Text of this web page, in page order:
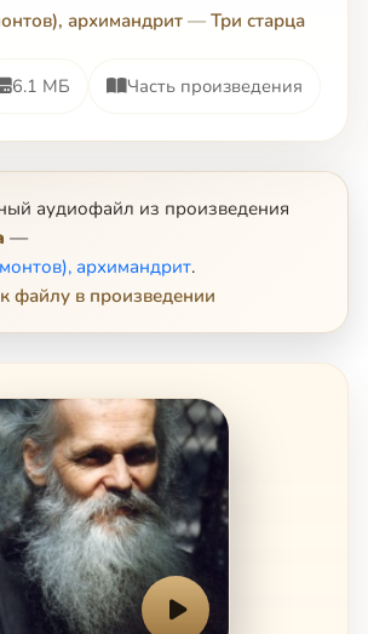
архимандрит— Три старца
6.1 МБ Часть произведения
аудиофайл из произведения
—
архимандрит.
файлу в произведении